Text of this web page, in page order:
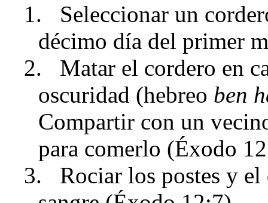
1.
Seleccionar un
décimo día del primer
2.
Matar el cordero en
oscuridad (hebreo ben
Compartir con un
para comerlo (Éxodo
3.
Rociar los postes y